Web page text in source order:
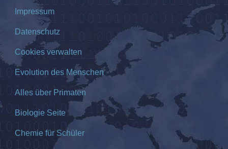
Impressum
Datenschutz
Cookies verwalten
Evolution des Menschen
Alles über Primaten
Biologie Seite
Chemie für Schüler